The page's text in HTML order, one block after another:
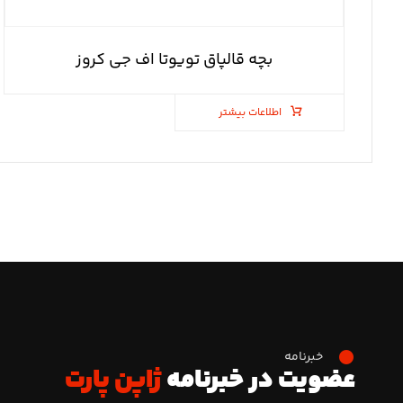
بچه قالپاق تویوتا اف جی کروز
اطلاعات بیشتر
خبرنامه
عضویت در خبرنامهژاپن پارت